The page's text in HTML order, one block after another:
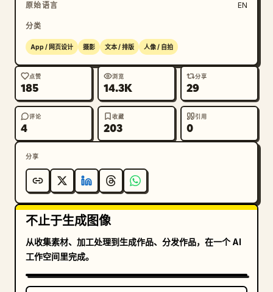
原始语言 EN
分类
App / 网页设计 摄影 文本 / 排版 人像 / 自拍
点赞
185
浏览
14.3K
分享
29
评论
4
收藏
203
引用
0
分享
不止于生成图像
从收集素材、加工处理到生成作品、分发作品，在一个 AI
工作空间里完成。